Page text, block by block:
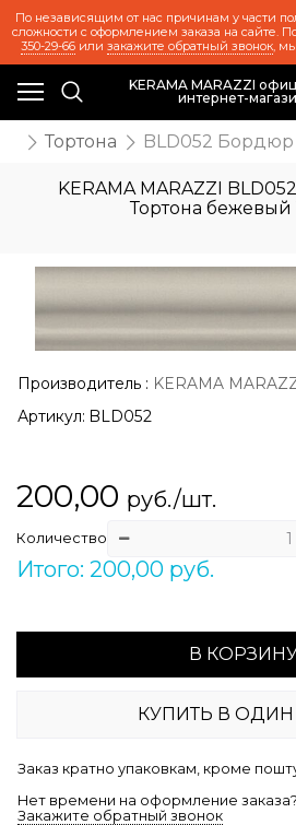
По независящим от нас причинам у части
сложности с оформлением заказа на сайте.
350-29-66или закажите обратный звонок,
KERAMA MARAZZI
интернет-
Тортона BLD052 Бордюр
KERAMA MARAZZI
Тортона бежевый
Производитель : KERAMA
Артикул: BLD052
200,00 руб./шт.
Количество
Итого: 200,00 руб.
В
КУПИТЬ В
Заказ кратно упаковкам, кроме
Нет времени на оформление заказа?
Закажите обратный звонок